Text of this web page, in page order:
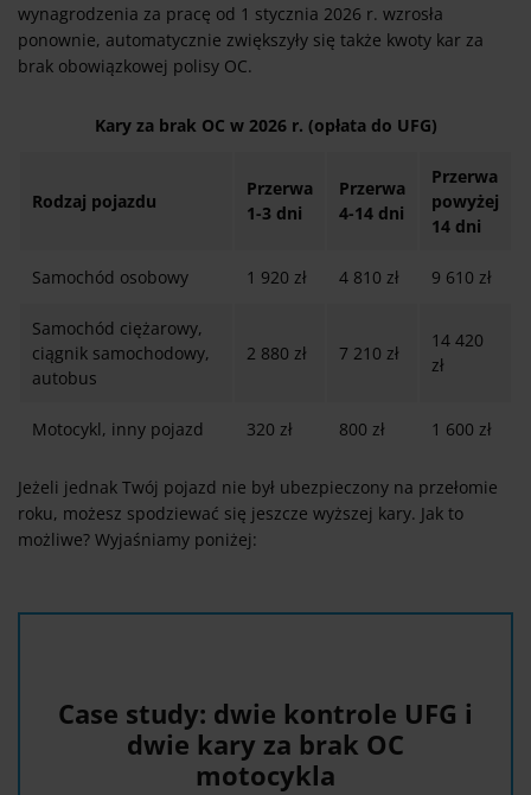
wynagrodzenia za pracę od 1 stycznia 2026 r. wzrosła
ponownie, automatycznie zwiększyły się także kwoty kar za
brak obowiązkowej polisy OC.
Kary za brak OC w 2026 r. (opłata do UFG)
Rodzaj pojazdu
Przerwa
1-3 dni
Przerwa
4-14 dni
Przerwa
powyżej
14 dni
Samochód osobowy 1 920 zł 4 810 zł 9 610 zł
Samochód ciężarowy,
ciągnik samochodowy,
autobus
2 880 zł 7 210 zł
14 420
zł
Motocykl, inny pojazd 320 zł 800 zł 1 600 zł
Jeżeli jednak Twój pojazd nie był ubezpieczony na przełomie
roku, możesz spodziewać się jeszcze wyższej kary. Jak to
możliwe? Wyjaśniamy poniżej:
Case study: dwie kontrole UFG i
dwie kary za brak OC
motocykla